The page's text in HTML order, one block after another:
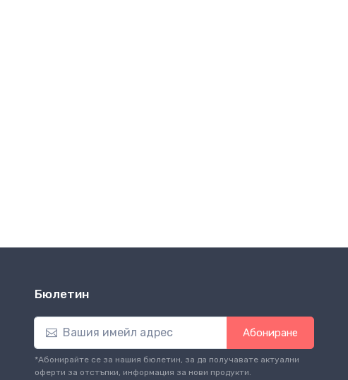
Бюлетин
Абониране
*Абонирайте се за нашия бюлетин, за да получавате актуални
оферти за отстъпки, информация за нови продукти.